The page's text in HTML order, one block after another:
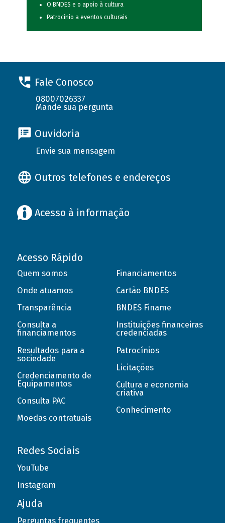
O BNDES e o apoio à cultura
Patrocínio a eventos culturais
Fale Conosco
08007026337
Mande sua pergunta
Ouvidoria
Envie sua mensagem
Outros telefones e endereços
Acesso à informação
Acesso Rápido
Quem somos
Onde atuamos
Transparência
Consulta a
financiamentos
Resultados para a
sociedade
Credenciamento de
Equipamentos
Consulta PAC
Moedas contratuais
Financiamentos
Cartão BNDES
BNDES Finame
Instituições financeiras
credenciadas
Patrocínios
Licitações
Cultura e economia
criativa
Conhecimento
Redes Sociais
YouTube
Instagram
Ajuda
Perguntas frequentes